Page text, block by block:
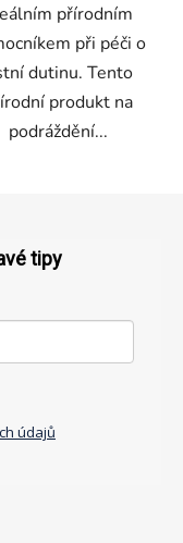
přírodním
při péči o
dutinu. Tento
produkt na
podráždění...
tipy
údajů